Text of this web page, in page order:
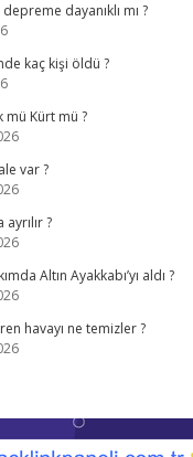
dayanıklı mı ?
kaç kişi öldü ?
mü Kürt mü ?
var ?
?
Altın Ayakkabı’yı aldı ?
havayı ne temizler ?